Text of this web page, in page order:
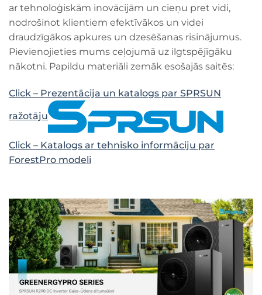
ar tehnoloģiskām inovācijām un cieņu pret vidi,
nodrošinot klientiem efektīvākos un videi
draudzīgākos apkures un dzesēšanas risinājumus.
Pievienojieties mums ceļojumā uz ilgtspējīgāku
nākotni. Papildu materiāli zemāk esošajās saitēs:
Click – Prezentācija un katalogs par SPRSUN
ražotāju
Click – Katalogs ar tehnisko informāciju par
ForestPro modeli